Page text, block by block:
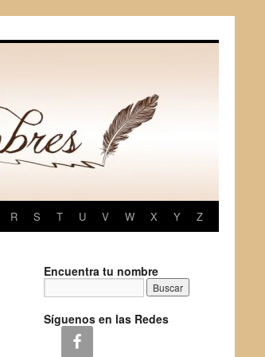
R S T U V W X Y Z
Encuentra tu nombre
Síguenos en las Redes